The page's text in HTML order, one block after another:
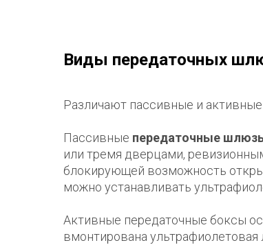
Виды передаточных
Различают пассивные и
Пассивные передаточные
или тремя дверцами,
блокирующей возможность
можно устанавливать
Активные передаточные боксы
вмонтирована